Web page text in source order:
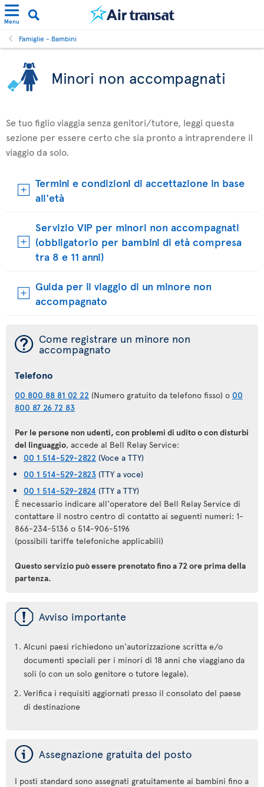
Menu
Famiglie - Bambini
Minori non accompagnati
Se tuo figlio viaggia senza genitori/tutore, leggi questa
sezione per essere certo che sia pronto a intraprendere il
viaggio da solo.
Termini e condizioni di accettazione in base
all'età
Servizio VIP per minori non accompagnati
(obbligatorio per bambini di età compresa
tra 8 e 11 anni)
Guida per il viaggio di un minore non
accompagnato
¯ Come registrare un minore non
accompagnato
Telefono
00 800 88 81 02 22 (Numero gratuito da telefono fisso) o 00
800 87 26 72 83
Per le persone non udenti, con problemi di udito o con disturbi
del linguaggio, accede al Bell Relay Service:
00 1 514-529-2822 (Voce a TTY)
00 1 514-529-2823 (TTY a voce)
00 1 514-529-2824 (TTY a TTY)
È necessario indicare all'operatore del Bell Relay Service di
contattare il nostro centro di contatto ai seguenti numeri: 1-
866-234-5136 o 514-906-5196
(possibili tariffe telefoniche applicabili)
Questo servizio può essere prenotato fino a 72 ore prima della
partenza.
ü Avviso importante
Alcuni paesi richiedono un'autorizzazione scritta e/o
documenti speciali per i minori di 18 anni che viaggiano da
soli (o con un solo genitore o tutore legale).
Verifica i requisiti aggiornati presso il consolato del paese
di destinazione
ý Assegnazione gratuita del posto
I posti standard sono assegnati gratuitamente ai bambini fino a